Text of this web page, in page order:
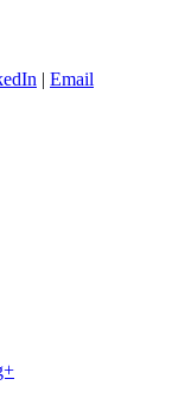
| Email